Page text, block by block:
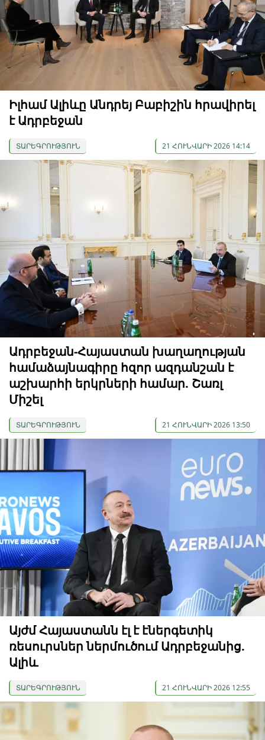
Իլհամ Ալիևը Անդրեյ Բաբիշին հրավիրել
է Ադրբեջան
ՏԱՐԵԳՐՈՒԹՅՈՒՆ 21 ՀՈՒՆՎԱՐԻ 2026 14:14
Ադրբեջան-Հայաստան խաղաղության
համաձայնագիրը հզոր ազդանշան է
աշխարհի երկրների համար. Շառլ
Միշել
ՏԱՐԵԳՐՈՒԹՅՈՒՆ 21 ՀՈՒՆՎԱՐԻ 2026 13:50
Այժմ Հայաստանն էլ է էներգետիկ
ռեսուրսներ ներմուծում Ադրբեջանից.
Ալիև
ՏԱՐԵԳՐՈՒԹՅՈՒՆ 21 ՀՈՒՆՎԱՐԻ 2026 12:55